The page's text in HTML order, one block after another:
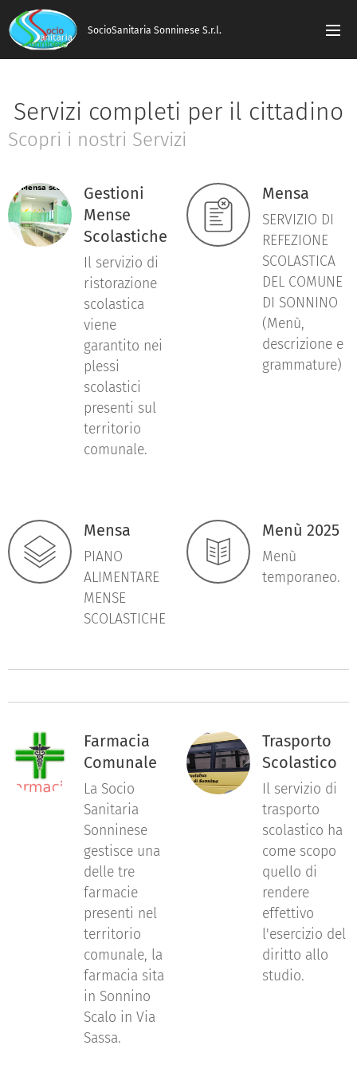
SocioSanitaria Sonninese S.r.l.
Servizi completi per il cittadino
Scopri i nostri Servizi
Gestioni
Mense
Scolastiche
Il servizio di
ristorazione
scolastica
viene
garantito nei
plessi
scolastici
presenti sul
territorio
comunale.
Mensa
SERVIZIO DI
REFEZIONE
SCOLASTICA
DEL COMUNE
DI SONNINO
(Menù,
descrizione e
grammature)
Mensa
PIANO
ALIMENTARE
MENSE
SCOLASTICHE
Menù 2025
Menù
temporaneo.
Farmacia
Comunale
La Socio
Sanitaria
Sonninese
gestisce una
delle tre
farmacie
presenti nel
territorio
comunale, la
farmacia sita
in Sonnino
Scalo in Via
Sassa.
Trasporto
Scolastico
Il servizio di
trasporto
scolastico ha
come scopo
quello di
rendere
effettivo
l'esercizio del
diritto allo
studio.